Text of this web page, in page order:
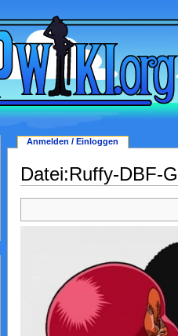
Datei:Ruffy-DBF-
Anmelden / Einloggen